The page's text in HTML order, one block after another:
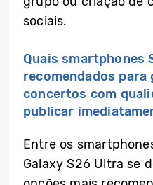
sociais.
Quais smartphones
recomendados para
concertos com
publicar
Entre os
Galaxy S26 Ultra se